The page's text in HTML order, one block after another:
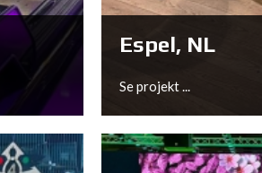
Espel, NL
Se projekt ...